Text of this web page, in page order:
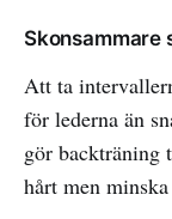
Skonsammare
Att ta
för lederna än
gör
hårt men